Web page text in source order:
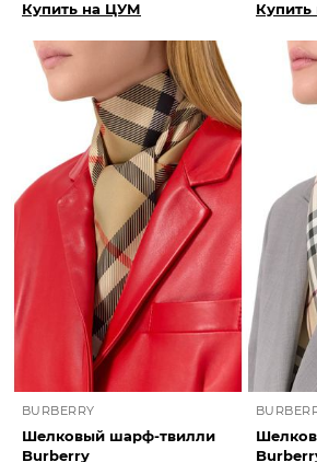
Купить на ЦУМ
BURBERRY
Шелковый шарф-твилли
Burberry